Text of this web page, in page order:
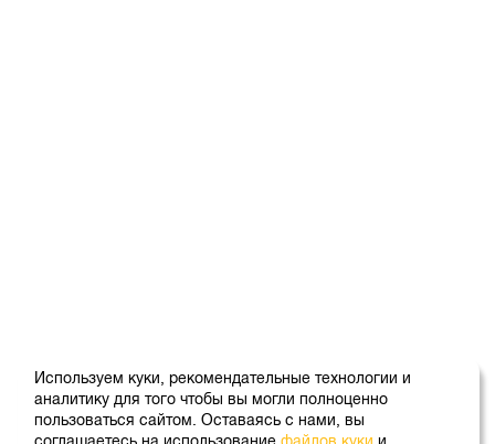
Используем куки, рекомендательные технологии и
аналитику для того чтобы вы могли полноценно
пользоваться сайтом. Оставаясь с нами, вы